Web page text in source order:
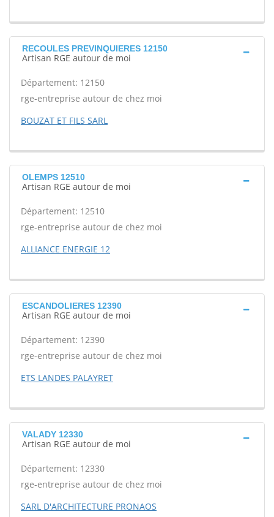
RECOULES PREVINQUIERES 12150
Artisan RGE autour de moi
Département: 12150
rge-entreprise autour de chez moi
BOUZAT ET FILS SARL
OLEMPS 12510
Artisan RGE autour de moi
Département: 12510
rge-entreprise autour de chez moi
ALLIANCE ENERGIE 12
ESCANDOLIERES 12390
Artisan RGE autour de moi
Département: 12390
rge-entreprise autour de chez moi
ETS LANDES PALAYRET
VALADY 12330
Artisan RGE autour de moi
Département: 12330
rge-entreprise autour de chez moi
SARL D'ARCHITECTURE PRONAOS